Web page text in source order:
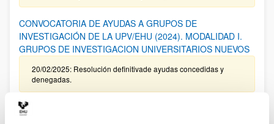
CONVOCATORIA DE AYUDAS A GRUPOS DE
INVESTIGACIÓN DE LA UPV/EHU (2024). MODALIDAD I.
GRUPOS DE INVESTIGACION UNIVERSITARIOS NUEVOS
20/02/2025: Resolución definitivade ayudas concedidas y
denegadas.
Programa ELKARTEK 2025: Fase I. Ayudas a la